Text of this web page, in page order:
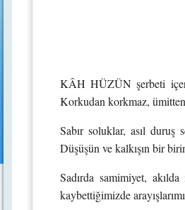
KÂH HÜZÜN şerbeti
Korkudan korkmaz, ümitten
Sabır soluklar, asıl duruş
Düşüşün ve kalkışın bir
Sadırda samimiyet,
kaybettiğimizde